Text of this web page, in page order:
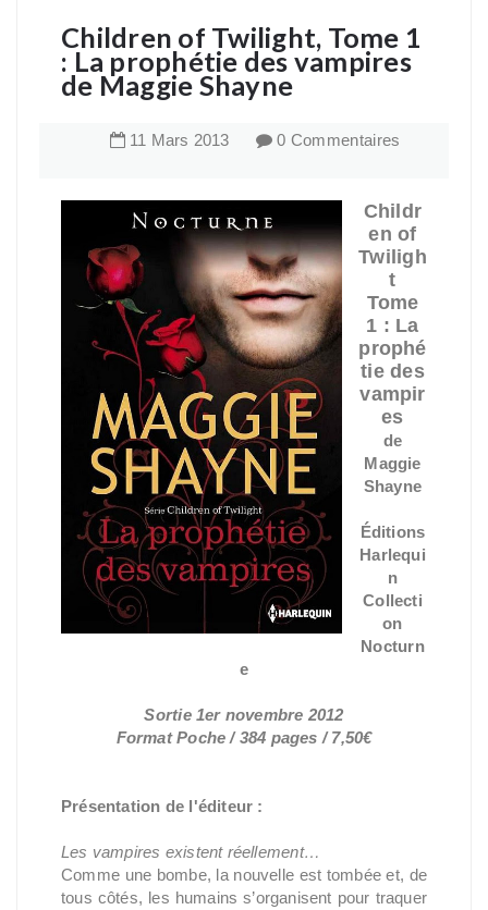
Children of Twilight, Tome 1
: La prophétie des vampires
de Maggie Shayne
11 Mars 2013 0 Commentaires
Childr
en of
Twiligh
t
Tome
1 : La
prophé
tie des
vampir
es
de
Maggie
Shayne
Éditions
Harlequi
n
Collecti
on
Nocturn
e
Sortie 1er novembre 2012
Format Poche / 384 pages / 7,50€
Présentation de l'éditeur :
Les vampires existent réellement…
Comme une bombe, la nouvelle est tombée et, de
tous côtés, les humains s’organisent pour traquer